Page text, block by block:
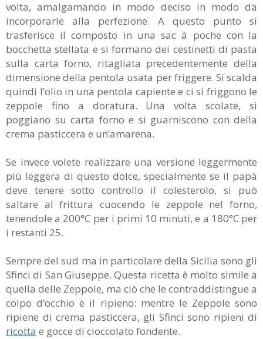
volta, amalgamando in modo deciso in modo da
incorporarle alla perfezione. A questo punto si
trasferisce il composto in una sac à poche con la
bocchetta stellata e si formano dei cestinetti di pasta
sulla carta forno, ritagliata precedentemente della
dimensione della pentola usata per friggere. Si scalda
quindi l’olio in una pentola capiente e ci si friggono le
zeppole fino a doratura. Una volta scolate, si
poggiano su carta forno e si guarniscono con della
crema pasticcera e un’amarena.
Se invece volete realizzare una versione leggermente
più leggera di questo dolce, specialmente se il papà
deve tenere sotto controllo il colesterolo, si può
saltare al frittura cuocendo le zeppole nel forno,
tenendole a 200°C per i primi 10 minuti, e a 180°C per
i restanti 25.
Sempre del sud ma in particolare della Sicilia sono gli
Sfinci di San Giuseppe. Questa ricetta è molto simile a
quella delle Zeppole, ma ciò che le contraddistingue a
colpo d’occhio è il ripieno: mentre le Zeppole sono
ripiene di crema pasticcera, gli Sfinci sono ripieni di
ricotta e gocce di cioccolato fondente.